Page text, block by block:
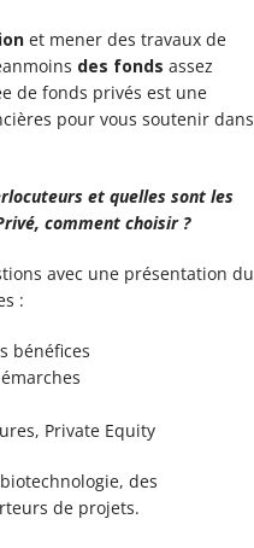
et mener des travaux de
des fonds assez
de fonds privés est une
pour vous soutenir dans
et quelles sont les
comment choisir ?
avec une présentation du
:
bénéfices
Private Equity
des
de projets.